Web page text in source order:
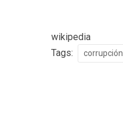
wikipedia
Tags:
corrupción